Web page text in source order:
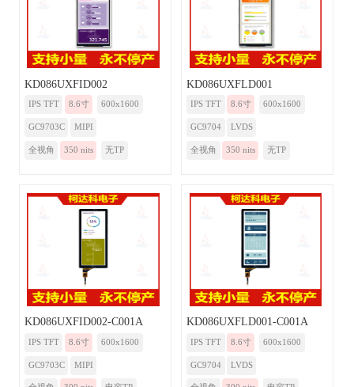
KD086UXFID002
IPS TFT 8.6寸 600x1600
GC9703C MIPI
全视角 350 nits 无TP
KD086UXFLD001
IPS TFT 8.6寸 600x1600
GC9704 LVDS
全视角 350 nits 无TP
KD086UXFID002-C001A
IPS TFT 8.6寸 600x1600
GC9703C MIPI
KD086UXFLD001-C001A
IPS TFT 8.6寸 600x1600
GC9704 LVDS